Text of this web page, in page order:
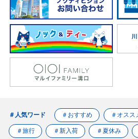
＃人気ワード ＃おすすめ ＃オスス
＃旅行 ＃新入荷 ＃夏休み